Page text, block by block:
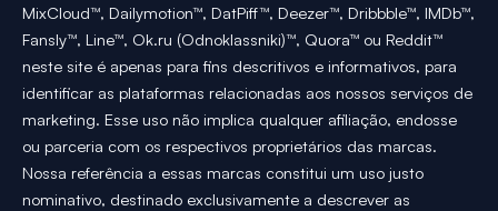
MixCloud™, Dailymotion™, DatPiff™, Deezer™, Dribbble™, IMDb™,
Fansly™, Line™, Ok.ru (Odnoklassniki)™, Quora™ ou Reddit™
neste site é apenas para fins descritivos e informativos, para
identificar as plataformas relacionadas aos nossos serviços de
marketing. Esse uso não implica qualquer afiliação, endosse
ou parceria com os respectivos proprietários das marcas.
Nossa referência a essas marcas constitui um uso justo
nominativo, destinado exclusivamente a descrever as